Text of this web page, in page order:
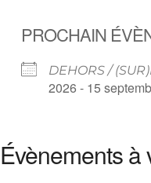
PROCHAIN
DEHORS /
2026 - 15
Évènements à